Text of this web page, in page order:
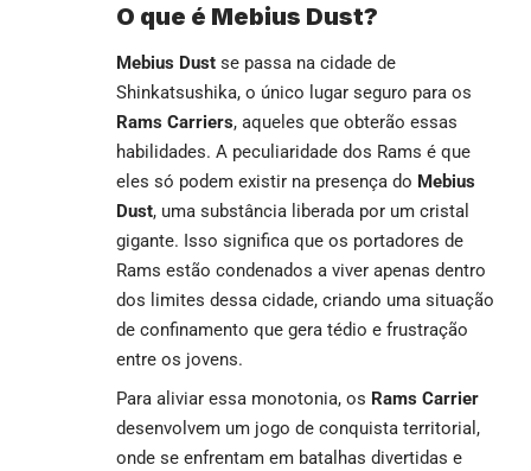
O que é Mebius Dust?
Mebius Dust se passa na cidade de
Shinkatsushika, o único lugar seguro para os
Rams Carriers, aqueles que obterão essas
habilidades. A peculiaridade dos Rams é que
eles só podem existir na presença do Mebius
Dust, uma substância liberada por um cristal
gigante. Isso significa que os portadores de
Rams estão condenados a viver apenas dentro
dos limites dessa cidade, criando uma situação
de confinamento que gera tédio e frustração
entre os jovens.
Para aliviar essa monotonia, os Rams Carrier
desenvolvem um jogo de conquista territorial,
onde se enfrentam em batalhas divertidas e